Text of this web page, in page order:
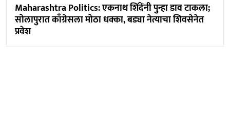
Maharashtra Politics: एकनाथ शिंदेंनी पुन्हा डाव टाकला;
सोलापुरात काँग्रेसला मोठा धक्का, बड्या नेत्याचा शिवसेनेत
प्रवेश